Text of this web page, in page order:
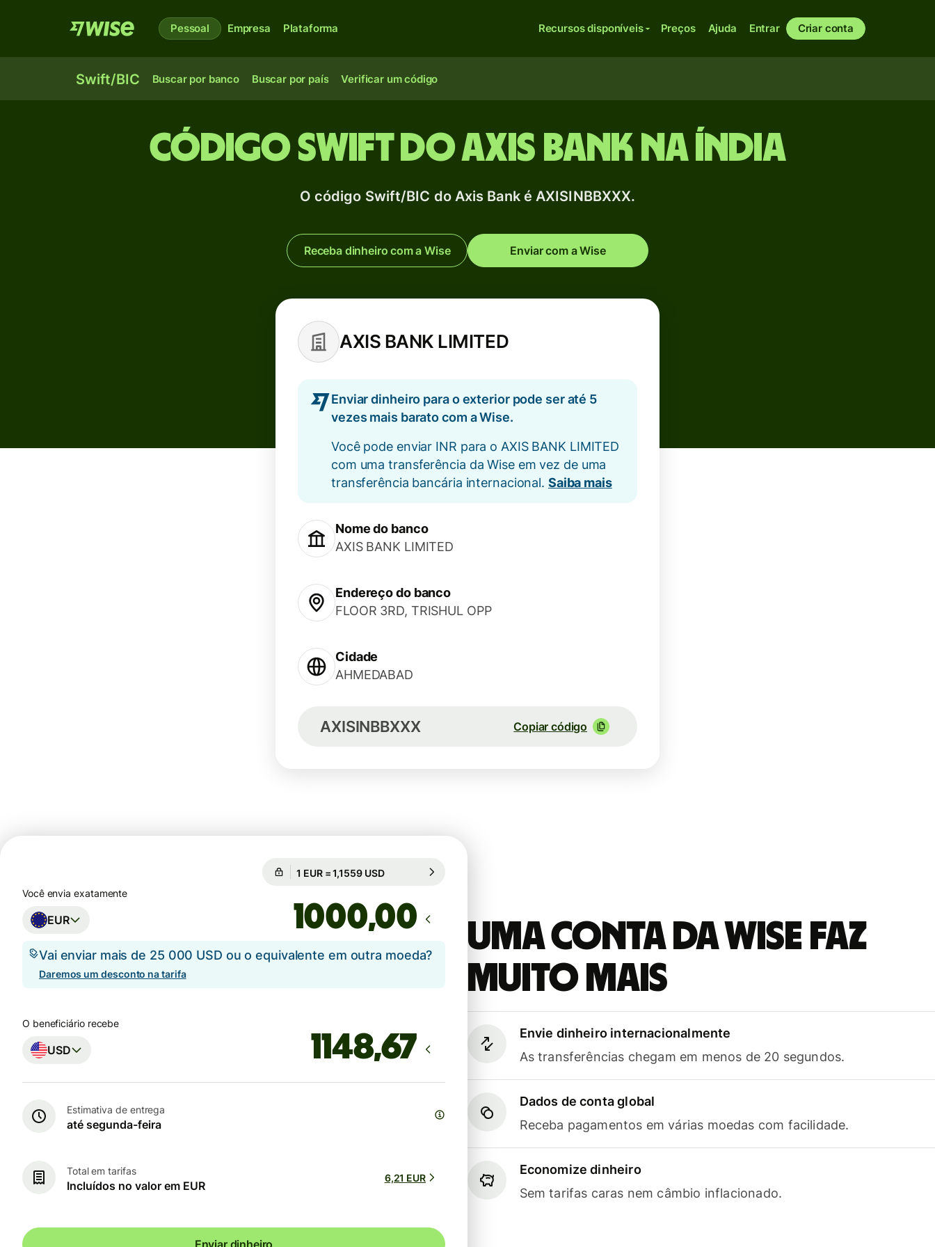
Pessoal Empresa Plataforma Recursos disponíveis Preços Ajuda Entrar Criar conta
Swift/BIC Buscar por banco Buscar por país Verificar um código
Código Swift do Axis Bank na Índia
O código Swift/BIC do Axis Bank é AXISINBBXXX.
Receba dinheiro com a Wise Enviar com a Wise
AXIS BANK LIMITED
Enviar dinheiro para o exterior pode ser até 5
vezes mais barato com a Wise.
Você pode enviar INR para o AXIS BANK LIMITED
com uma transferência da Wise em vez de uma
transferência bancária internacional. Saiba mais
Nome do banco
AXIS BANK LIMITED
Endereço do banco
FLOOR 3RD, TRISHUL OPP
Cidade
AHMEDABAD
AXISINBBXXX Copiar código
Uma conta da Wise faz
muito mais
Envie dinheiro internacionalmente
As transferências chegam em menos de 20 segundos.
Dados de conta global
Receba pagamentos em várias moedas com facilidade.
Economize dinheiro
Sem tarifas caras nem câmbio inflacionado.
Câmbio garantido por 82h
Você envia exatamente
EUR ,00
Vai enviar mais de 25 000 USD ou o equivalente em outra moeda?
Daremos um desconto na tarifa
O beneficiário recebe
USD
Estimativa de entrega
até segunda-feira
Total em tarifas
Incluídos no valor em EUR
6,21 EUR